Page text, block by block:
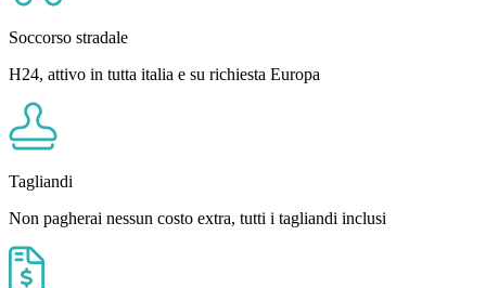
Soccorso stradale
H24, attivo in tutta italia e su richiesta Europa
Tagliandi
Non pagherai nessun costo extra, tutti i tagliandi inclusi